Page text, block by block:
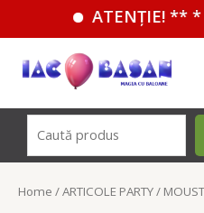
ATENȚIE! ** *
содержимому
Home /ARTICOLE PARTY/